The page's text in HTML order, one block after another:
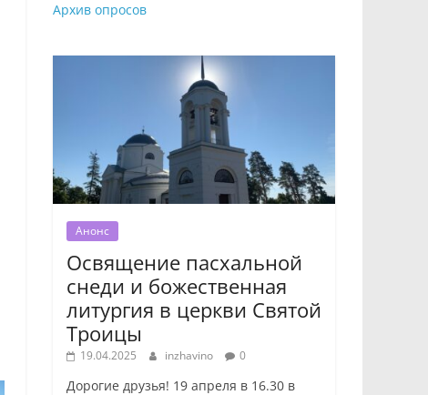
Архив опросов
Анонс
Освящение пасхальной
снеди и божественная
литургия в церкви Святой
Троицы
19.04.2025 inzhavino 0
Дорогие друзья! 19 апреля в 16.30 в